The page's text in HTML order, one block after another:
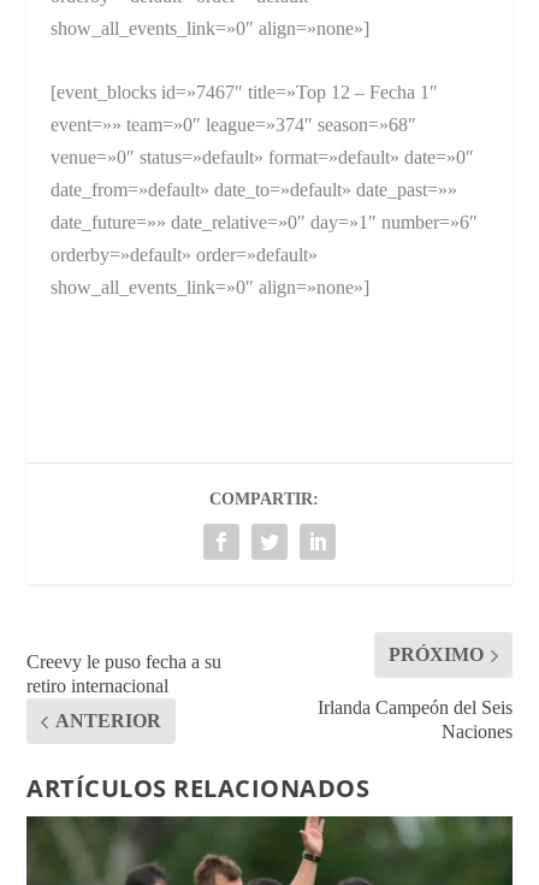
show_all_events_link=»0″ align=»none»]
[event_blocks id=»7467″ title=»Top 12 – Fecha 1″
event=»» team=»0″ league=»374″ season=»68″
venue=»0″ status=»default» format=»default» date=»0″
date_from=»default» date_to=»default» date_past=»»
date_future=»» date_relative=»0″ day=»1″ number=»6″
orderby=»default» order=»default»
show_all_events_link=»0″ align=»none»]
COMPARTIR:
Creevy le puso fecha a su
retiro internacional
ANTERIOR
PRÓXIMO
Irlanda Campeón del Seis
Naciones
ARTÍCULOS RELACIONADOS